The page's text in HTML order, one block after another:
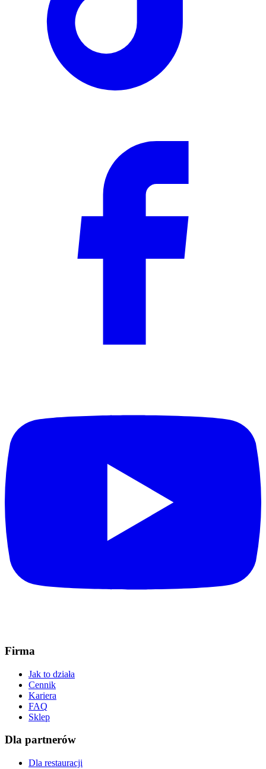
Firma
Jak to działa
Cennik
Kariera
FAQ
Sklep
Dla partnerów
Dla restauracji